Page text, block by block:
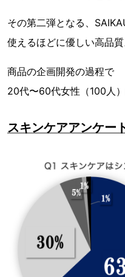
その第二弾となる、
使えるほどに優しい高品
商品の企画開発の過程で
20代〜60代女性（100人
スキンケアアンケー